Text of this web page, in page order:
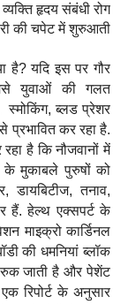
हृदय संबंधी रोग
की चपेट में शुरुआती
है? यदि इस पर गौर
युवाओं की गलत
स्मोकिंग, ब्लड प्रेशर
प्रभावित कर रहा है.
है कि नौजवानों में
मुकाबले पुरुषों को
डायबिटीज, तनाव,
हैं. हेल्थ एक्सपर्ट के
माइक्रो कार्डिनल
की धमनियां ब्लॉक
रुक जाती है और पेशेंट
रिपोर्ट के अनुसार